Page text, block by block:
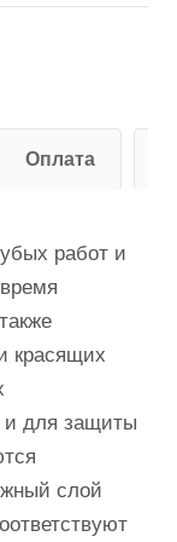
Оплата
работ и
красящих
и для защиты
слой